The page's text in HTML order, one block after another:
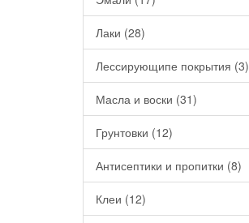
Лаки (28)
Лессирующипе покрытия (3)
Масла и воски (31)
Грунтовки (12)
Антисептики и пропитки (8)
Клеи (12)